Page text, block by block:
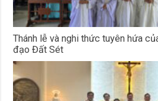
Thánh lễ và nghi thức tuyên hứa
đạo Đất Sét